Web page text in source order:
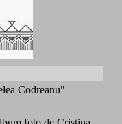
Codreanu"